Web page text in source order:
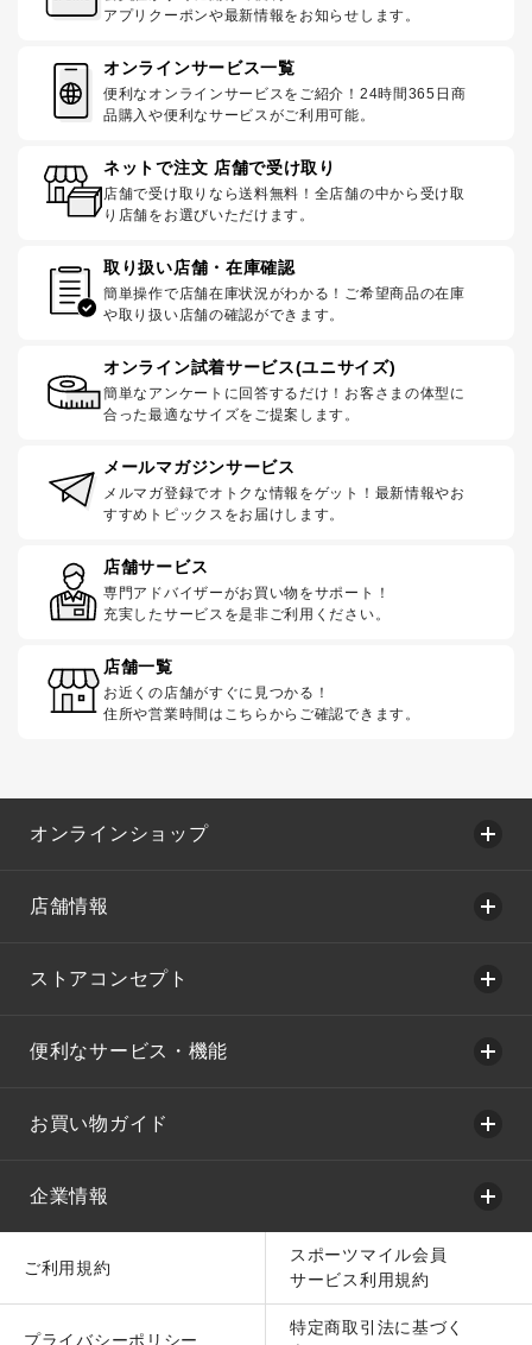
アプリクーポンや最新情報をお知らせします。
オンラインサービス一覧
便利なオンラインサービスをご紹介！24時間365日商
品購入や便利なサービスがご利用可能。
ネットで注文 店舗で受け取り
店舗で受け取りなら送料無料！全店舗の中から受け取
り店舗をお選びいただけます。
取り扱い店舗・在庫確認
簡単操作で店舗在庫状況がわかる！ご希望商品の在庫
や取り扱い店舗の確認ができます。
オンライン試着サービス(ユニサイズ)
簡単なアンケートに回答するだけ！お客さまの体型に
合った最適なサイズをご提案します。
メールマガジンサービス
メルマガ登録でオトクな情報をゲット！最新情報やお
すすめトピックスをお届けします。
店舗サービス
専門アドバイザーがお買い物をサポート！
充実したサービスを是非ご利用ください。
店舗一覧
お近くの店舗がすぐに見つかる！
住所や営業時間はこちらからご確認できます。
オンラインショップ
店舗情報
ストアコンセプト
便利なサービス・機能
お買い物ガイド
企業情報
ご利用規約
スポーツマイル会員
サービス利用規約
プライバシーポリシー
特定商取引法に基づく